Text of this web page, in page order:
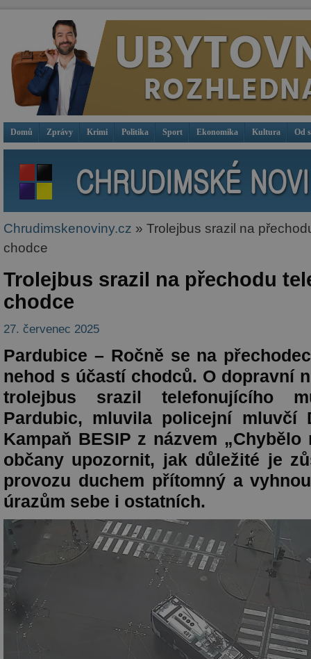
Domů Zprávy Krimi Politika Sport Ekonomika Kultura Od
Chrudimskenoviny.cz » Trolejbus srazil na
chodce
Trolejbus srazil na přechodu
chodce
27. červenec 2025
Pardubice – Ročně se na
nehod s účastí chodců. O dopravní
trolejbus srazil telefonujícího
Pardubic, mluvila policejní mluvčí
Kampaň BESIP z názvem
občany upozornit, jak důležité je
provozu duchem přítomný a
úrazům sebe i ostatních.